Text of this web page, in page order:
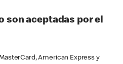
son aceptadas por el
American Express y